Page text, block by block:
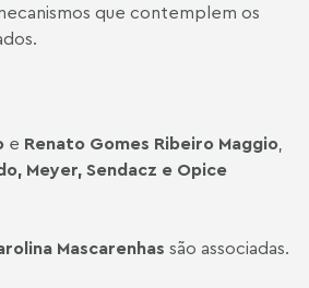
que contemplem os
e Renato Gomes Ribeiro Maggio,
Meyer, Sendacz e Opice
Mascarenhas são associadas.